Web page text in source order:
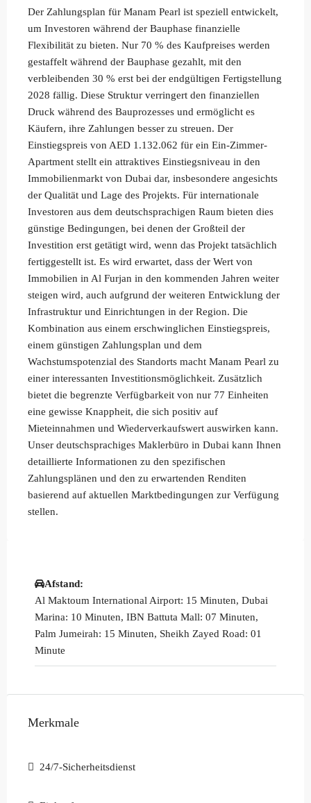
Der Zahlungsplan für Manam Pearl ist speziell entwickelt,
um Investoren während der Bauphase finanzielle
Flexibilität zu bieten. Nur 70 % des Kaufpreises werden
gestaffelt während der Bauphase gezahlt, mit den
verbleibenden 30 % erst bei der endgültigen Fertigstellung
2028 fällig. Diese Struktur verringert den finanziellen
Druck während des Bauprozesses und ermöglicht es
Käufern, ihre Zahlungen besser zu streuen. Der
Einstiegspreis von AED 1.132.062 für ein Ein-Zimmer-
Apartment stellt ein attraktives Einstiegsniveau in den
Immobilienmarkt von Dubai dar, insbesondere angesichts
der Qualität und Lage des Projekts. Für internationale
Investoren aus dem deutschsprachigen Raum bieten dies
günstige Bedingungen, bei denen der Großteil der
Investition erst getätigt wird, wenn das Projekt tatsächlich
fertiggestellt ist. Es wird erwartet, dass der Wert von
Immobilien in Al Furjan in den kommenden Jahren weiter
steigen wird, auch aufgrund der weiteren Entwicklung der
Infrastruktur und Einrichtungen in der Region. Die
Kombination aus einem erschwinglichen Einstiegspreis,
einem günstigen Zahlungsplan und dem
Wachstumspotenzial des Standorts macht Manam Pearl zu
einer interessanten Investitionsmöglichkeit. Zusätzlich
bietet die begrenzte Verfügbarkeit von nur 77 Einheiten
eine gewisse Knappheit, die sich positiv auf
Mieteinnahmen und Wiederverkaufswert auswirken kann.
Unser deutschsprachiges Maklerbüro in Dubai kann Ihnen
detaillierte Informationen zu den spezifischen
Zahlungsplänen und den zu erwartenden Renditen
basierend auf aktuellen Marktbedingungen zur Verfügung
stellen.
Afstand:
Al Maktoum International Airport: 15 Minuten, Dubai
Marina: 10 Minuten, IBN Battuta Mall: 07 Minuten,
Palm Jumeirah: 15 Minuten, Sheikh Zayed Road: 01
Minute
Merkmale
24/7-Sicherheitsdienst